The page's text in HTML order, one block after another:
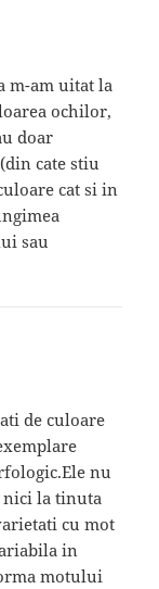
m-am uitat la
ochilor,
doar
cate stiu
cat si in
sau
de culoare
nu
nici la tinuta
cu mot
in
motului